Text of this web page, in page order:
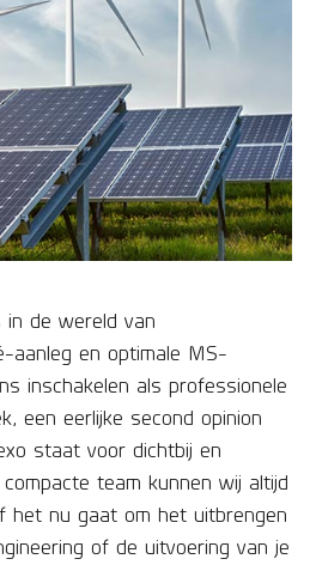
in de wereld van
aanleg en optimale MS-
inschakelen als professionele
een eerlijke second opinion
staat voor dichtbij en
team kunnen wij altijd
het nu gaat om het uitbrengen
of de uitvoering van je